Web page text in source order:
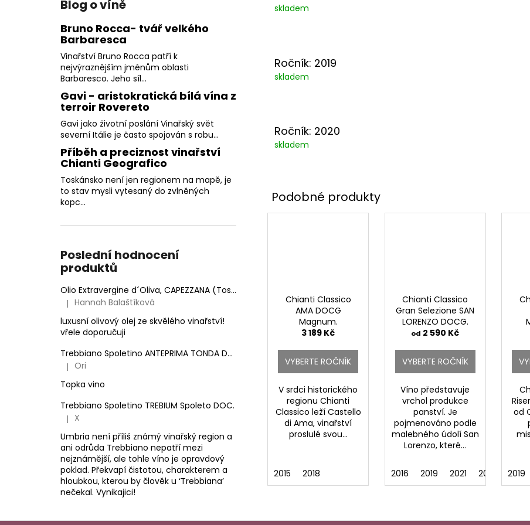
Blog o víně
Bruno Rocca- tvář velkého
Barbaresca
Vinařství Bruno Rocca patří k
nejvýraznějším jménům oblasti
Barbaresco. Jeho síl...
Gavi - aristokratická bílá vína z
terroir Rovereto
Gavi jako životní poslání Vinařský svět
severní Itálie je často spojován s robu...
Příběh a preciznost vinařství
Chianti Geografico
Toskánsko není jen regionem na mapě, je
to stav mysli vytesaný do zvlněných
kopc...
Poslední hodnocení
produktů
Olio Extravergine d´Oliva, CAPEZZANA (Toskánsko) - 0,5 l
Hodnocení produktu je 5 z 5 hvězdiček.
| Hannah Balaštíková
luxusní olivový olej ze skvělého vinařství!
vřele doporučuji
Trebbiano Spoletino ANTEPRIMA TONDA DOC.
Hodnocení produktu je 5 z 5 hvězdiček.
| Ori
Topka vino
Trebbiano Spoletino TREBIUM Spoleto DOC.
Hodnocení produktu je 5 z 5 hvězdiček.
| X
Umbria není příliš známý vinařský region a
ani odrůda Trebbiano nepatří mezi
nejznámější, ale tohle víno je opravdový
poklad. Překvapí čistotou, charakterem a
hloubkou, kterou by člověk u ‘Trebbiana’
nečekal. Vynikajici!
skladem
Ročník: 2019
skladem
Ročník: 2020
skladem
Chianti Classico
AMA DOCG
Magnum.
3 189 Kč
VYBERTE ROČNÍK
V srdci historického
regionu Chianti
Classico leží Castello
di Ama, vinařství
proslulé svou...
2015 2018
Chianti Classico
Gran Selezione SAN
LORENZO DOCG.
od 2 590 Kč
VYBERTE ROČNÍK
Víno představuje
vrchol produkce
panství. Je
pojmenováno podle
malebného údolí San
Lorenzo, které...
2016 2019 2021 2022
od
2019